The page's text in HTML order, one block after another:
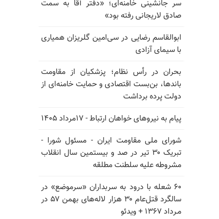
سر جانشینی خامنه‌ای؛ «دفتر آقا به سمت
صادق لاریجانی رفته بود»
ابوالقاسم رضایی در سی‌امین گلریزان همیاری
با سیمای آزادی
بحران در رأس نظام؛ پزشکیان از مقاومت
باندها، بن‌بست اقتصادی و حمایت خامنه‌ای از
دولت پرده برداشت
پیام به نیروهای خواهان ارتباط - ۱۷مرداد ۱۴۰۵
شورای ملی مقاومت ایران - مسئول شورا -
تبریک ۳۰ تیر در صد و بیستمین سال انقلاب
مشروطه علیه سلطنت مطلقه
۶۰ شعله با درود به سربداران «سرموضع» در
سالگرد قتل‌عام ۳۰ هزار لاله‌های بهمن ۵۷ در
مـرداد ۱۳۶۷ + ویدئو